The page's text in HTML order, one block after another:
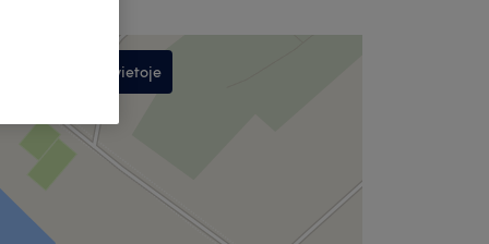
Ieškoti šioje vietoje